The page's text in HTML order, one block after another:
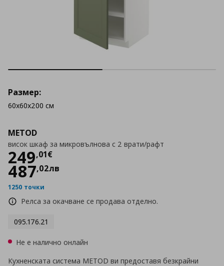
METOD
висок шкаф за микровълнова с 2 врати/рафт
249,01€
Цена
487,02лв
1250 точки
Релса за окачване се продава отделно.
095.176.21
Размер:
60x60x200 см
Не е налично онлайн
Кухненската система METOD ви предоставя безкрайни